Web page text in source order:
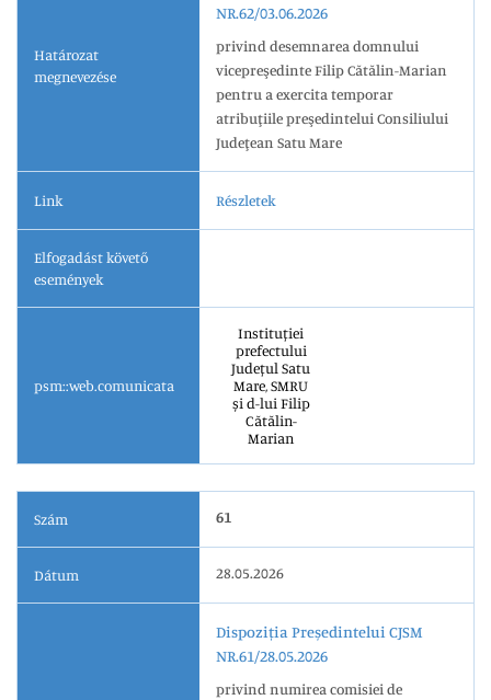
Határozat
megnevezése
NR.62/03.06.2026
privind desemnarea domnului
vicepreşedinte Filip Cătălin-Marian
pentru a exercita temporar
atribuţiile preşedintelui Consiliului
Judeţean Satu Mare
Link Részletek
Elfogadást követő
események
psm::web.comunicata
Instituției
prefectului
Județul Satu
Mare, SMRU
și d-lui Filip
Cătălin-
Marian
Szám 61
Dátum 28.05.2026
Dispoziția Președintelui CJSM
NR.61/28.05.2026
privind numirea comisiei de